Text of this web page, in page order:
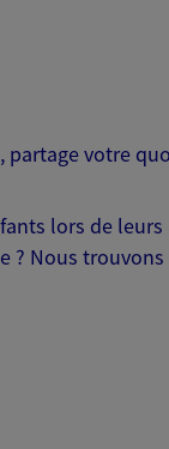
partage votre
lors de
Nous